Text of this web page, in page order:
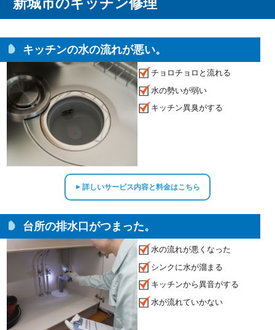
新城市のキッチン修理
キッチンの水の流れが悪い。
チョロチョロと流れる
水の勢いが弱い
キッチン異臭がする
▲詳しいサービス内容と料金はこちら
台所の排水口がつまった。
水の流れが悪くなった
シンクに水が溜まる
キッチンから異音がする
水が流れていかない